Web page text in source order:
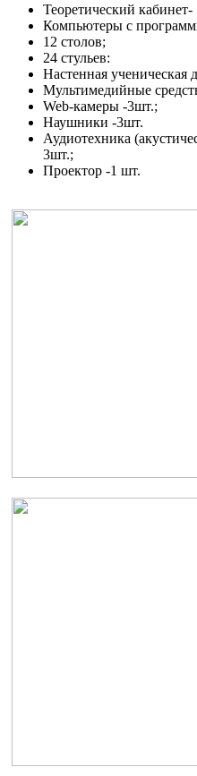
Теоретический кабинет-
Компьютеры с
12 столов;
24 стульев:
Настенная ученическая
Мультимедийные
Web-камеры -3шт.;
Наушники -3шт.
Аудиотехника
3шт.;
Проектор -1 шт.